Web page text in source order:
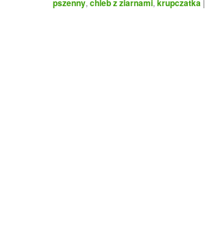
pszenny,chleb z ziarnami,krupczatka |